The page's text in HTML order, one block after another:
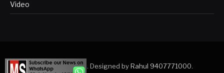
Video
Copyright © 2023. Designed byRahul 9407771000.